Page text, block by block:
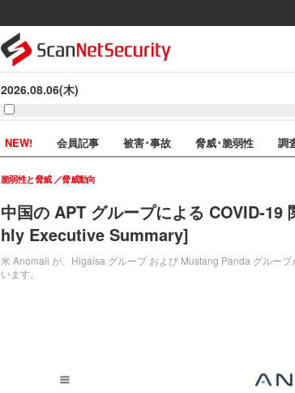
2026.08.06(木)
NEW! 会員記事 被害･事故 脅威･脆弱性 調
中国の APT グループによる COVID-
hly Executive Summary]
米 Anomali が、Higaisa グループ および Mustang Panda グルー
います。
脆弱性と脅威 脅威動向